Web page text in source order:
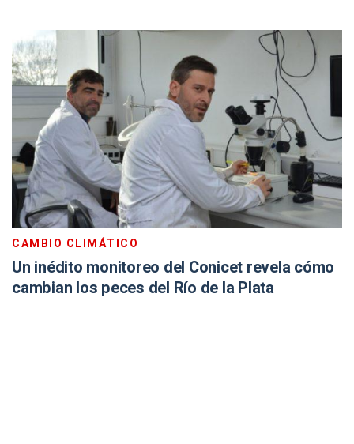
CAMBIO CLIMÁTICO
Un inédito monitoreo del Conicet revela cómo
cambian los peces del Río de la Plata